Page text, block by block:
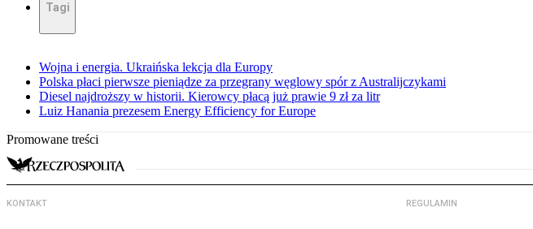
Tagi
Wojna i energia. Ukraińska lekcja dla Europy
Polska płaci pierwsze pieniądze za przegrany węglowy spór z Australijczykami
Diesel najdroższy w historii. Kierowcy płacą już prawie 9 zł za litr
Luiz Hanania prezesem Energy Efficiency for Europe
Promowane treści
KONTAKT REGULAMIN